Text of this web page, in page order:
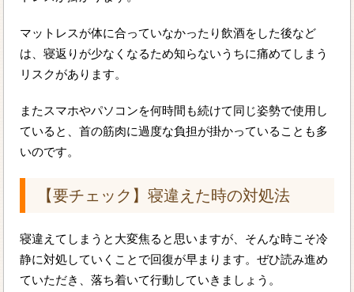
マットレスが体に合っていなかったり飲酒をした後など
は、寝返りが少なくなるため知らないうちに痛めてしまう
リスクがあります。
またスマホやパソコンを何時間も続けて同じ姿勢で使用し
ていると、首の筋肉に過度な負担が掛かっていることも多
いのです。
【要チェック】寝違えた時の対処法
寝違えてしまうと大変焦ると思いますが、そんな時こそ冷
静に対処していくことで回復が早まります。ぜひ読み進め
ていただき、落ち着いて行動していきましょう。